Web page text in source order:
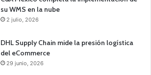
su WMS en la nube
2 julio, 2026
DHL Supply Chain mide la presión logística
del eCommerce
29 junio, 2026